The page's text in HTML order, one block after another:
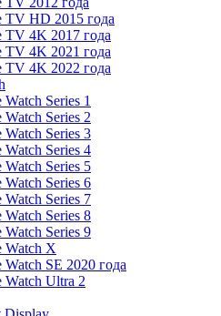
TV HD 2015 года
TV 4K 2017 года
TV 4K 2021 года
TV 4K 2022 года
Series 1
Watch Series 2
Watch Series 3
Watch Series 4
Watch Series 5
Watch Series 6
Watch Series 7
Watch Series 8
Watch Series 9
Watch X
Watch SE 2020 года
Watch Ultra 2